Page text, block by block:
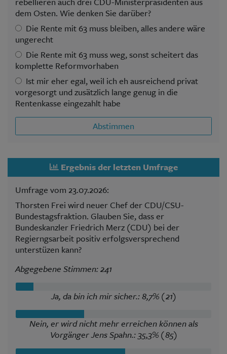
dem Osten. Wie denken Sie darüber?
Die Rente mit 63 muss bleiben, alles andere wäre
ungerecht
Die Rente mit 63 muss weg, sonst scheitert das
komplette Reformvorhaben
Ist mir eher egal, weil ich eh ausreichend privat
vorgesorgt und zusätzlich lange genug in die
Rentenkasse eingezahlt habe
Abstimmen
Ergebnis der letzten Umfrage
Umfrage vom 23.07.2026:
Thorsten Frei wird neuer Chef der CDU/CSU-
Bundestagsfraktion. Glauben Sie, dass er
Bundeskanzler Friedrich Merz (CDU) bei der
Regierngsarbeit positiv erfolgsversprechend
unterstüzen kann?
Abgegebene Stimmen: 241
Ja, da bin ich mir sicher.: 8,7% (21)
Nein, er wird nicht mehr erreichen können als
Vorgänger Jens Spahn.: 35,3% (85)